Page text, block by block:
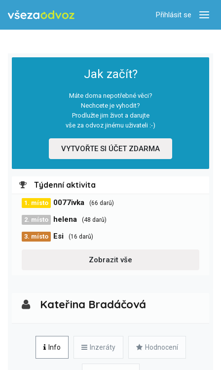
Přihlásit se
Jak začít?
Máte doma nepotřebné věci?
Nechcete je vyhodit?
Prodlužte jim život a darujte
vše za odvoz jinému uživateli :-)
VYTVOŘTE SI ÚČET ZDARMA
Týdenní aktivita
1. místo 0077ivka (66 darů)
2. místo helena (48 darů)
3. místo Esi (16 darů)
Zobrazit vše
Kateřina Bradáčová
Info Inzeráty Hodnocení